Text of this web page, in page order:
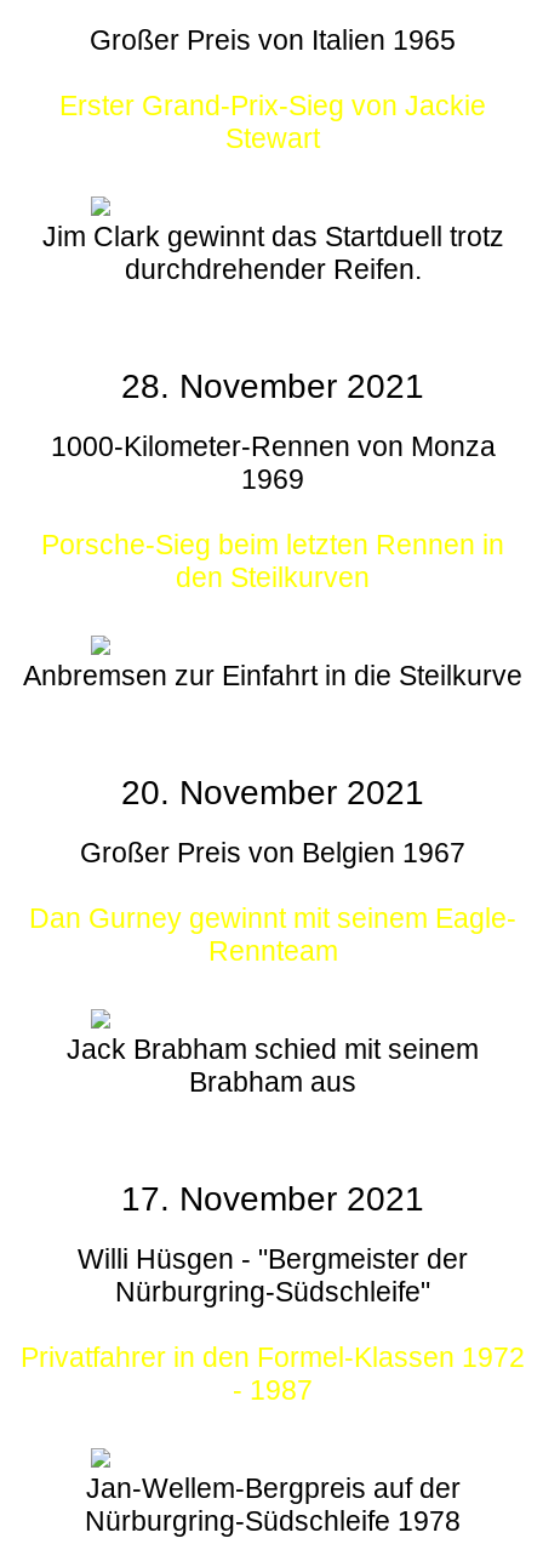
Großer Preis von Italien 1965
Erster Grand-Prix-Sieg von Jackie
Stewart
Jim Clark gewinnt das Startduell trotz
durchdrehender Reifen.
28. November 2021
1000-Kilometer-Rennen von Monza
1969
Porsche-Sieg beim letzten Rennen in
den Steilkurven
Anbremsen zur Einfahrt in die Steilkurve
20. November 2021
Großer Preis von Belgien 1967
Dan Gurney gewinnt mit seinem Eagle-
Rennteam
Jack Brabham schied mit seinem
Brabham aus
17. November 2021
Willi Hüsgen - "Bergmeister der
Nürburgring-Südschleife"
Privatfahrer in den Formel-Klassen 1972
- 1987
Jan-Wellem-Bergpreis auf der
Nürburgring-Südschleife 1978